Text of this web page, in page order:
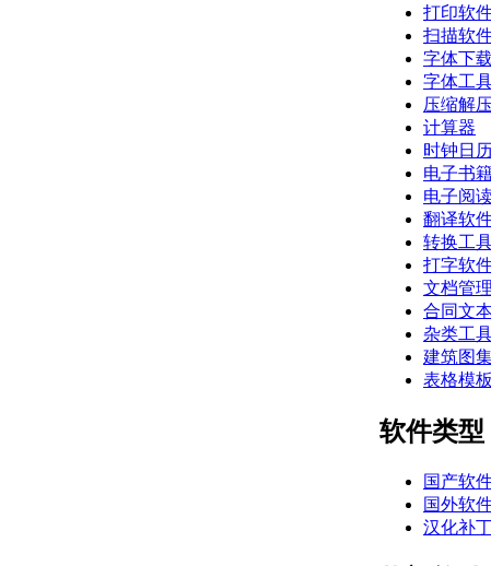
打印软
扫描软
字体下载
字体工
压缩解压
计算器
时钟日
电子书
电子阅
翻译软
转换工
打字软
文档管理
合同文
杂类工
建筑图
表格模板
软件类型
国产软
国外软
汉化补